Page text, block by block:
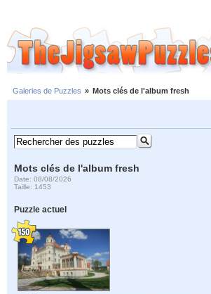
Galeries de Puzzles » Mots clés de l'album fresh
Mots clés de l'album fresh
Date: 08/08/2026
Taille: 1453
Puzzle actuel